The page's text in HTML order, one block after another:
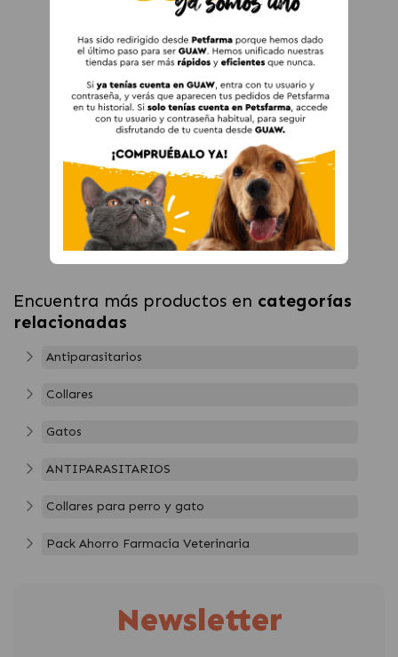
Encuentra más productos en categorías
relacionadas
Antiparasitarios
Collares
Gatos
ANTIPARASITARIOS
Collares para perro y gato
Pack Ahorro Farmacia Veterinaria
Newsletter